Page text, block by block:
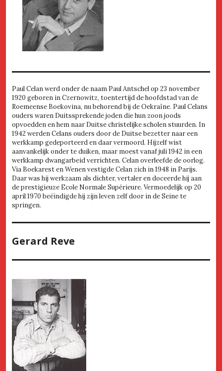
Paul Celan werd onder de naam Paul Antschel op 23 november
1920 geboren in Czernowitz, toentertijd de hoofdstad van de
Roemeense Boekovina, nu behorend bij de Oekraïne. Paul Celans
ouders waren Duitssprekende joden die hun zoon joods
opvoedden en hem naar Duitse christelijke scholen stuurden. In
1942 werden Celans ouders door de Duitse bezetter naar een
werkkamp gedeporteerd en daar vermoord. Hijzelf wist
aanvankelijk onder te duiken, maar moest vanaf juli 1942 in een
werkkamp dwangarbeid verrichten. Celan overleefde de oorlog.
Via Boekarest en Wenen vestigde Celan zich in 1948 in Parijs.
Daar was hij werkzaam als dichter, vertaler en doceerde hij aan
de prestigieuze Ecole Normale Supérieure. Vermoedelijk op 20
april 1970 beëindigde hij zijn leven zelf door in de Seine te
springen.
Gerard Reve